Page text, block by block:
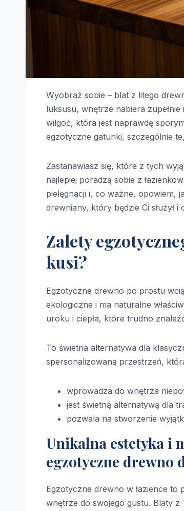
Wyobraź sobie – blat z litego
luksusu, wnętrze nabiera
wilgoć, która jest naprawdę
egzotyczne gatunki, szczególnie
Zastanawiasz się, które z tych
najlepiej poradzą sobie z
pielęgnacji i, co ważne, opowiem,
drewniany, który będzie Ci służył i
Zalety
kusi?
Egzotyczne drewno po prostu
ekologiczne i ma naturalne
uroku i ciepła, które trudno
To świetna alternatywa dla
spersonalizowaną przestrzeń,
wprowadza do wnętrza
jest świetną alternatywą dla
pozwala na stworzenie
Unikalna estetyka i
egzotyczne drewno
Egzotyczne drewno w łazience to
wnętrze do swojego gustu. Blaty